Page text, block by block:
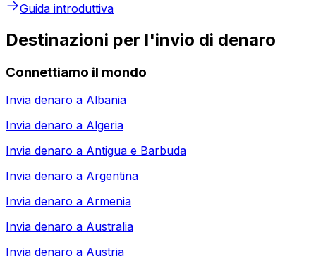
Guida introduttiva
Destinazioni per l'invio di denaro
Connettiamo il mondo
Invia denaro a Albania
Invia denaro a Algeria
Invia denaro a Antigua e Barbuda
Invia denaro a Argentina
Invia denaro a Armenia
Invia denaro a Australia
Invia denaro a Austria